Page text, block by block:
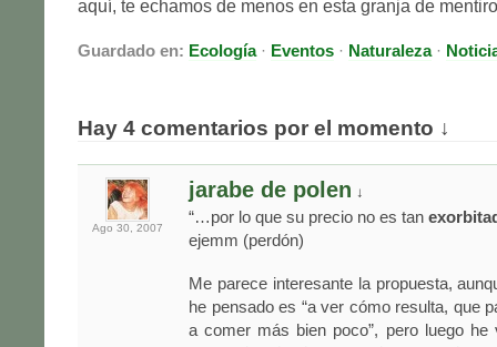
aquí, te echamos de menos en esta granja de
Guardado en: Ecología· Eventos · Naturaleza·
Hay 4 comentarios por el momento ↓
Ago 30, 2007
jarabe de polen ↓
“…por lo que su precio no es tan
ejemm (perdón)
Me parece interesante la propuesta,
he pensado es “a ver cómo resulta, que
a comer más bien poco”, pero luego he